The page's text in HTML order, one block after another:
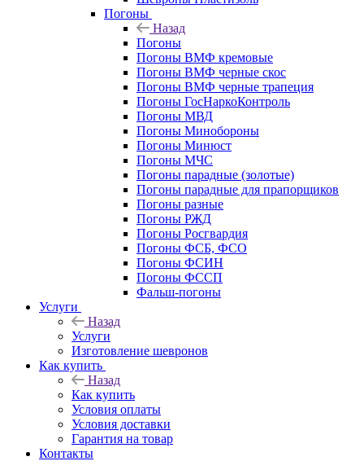
Погоны
Назад
Погоны
Погоны ВМФ кремовые
Погоны ВМФ черные скос
Погоны ВМФ черные трапеция
Погоны ГосНаркоКонтроль
Погоны МВД
Погоны Минобороны
Погоны Минюст
Погоны МЧС
Погоны парадные (золотые)
Погоны парадные для прапорщиков
Погоны разные
Погоны РЖД
Погоны Росгвардия
Погоны ФСБ, ФСО
Погоны ФСИН
Погоны ФССП
Фальш-погоны
Услуги
Назад
Услуги
Изготовление шевронов
Как купить
Назад
Как купить
Условия оплаты
Условия доставки
Гарантия на товар
Контакты